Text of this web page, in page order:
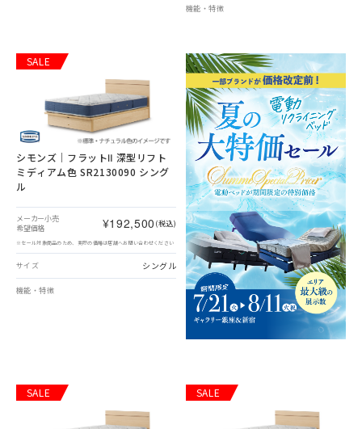
機能・特徴
SALE
シモンズ｜フラットⅡ 深型リフト
ミディアム色 SR2130090 シング
ル
メーカー小売
希望価格
¥192,500 (税込)
※セール対象商品のため、実際の価格は店舗へお問い合わせください
サイズ シングル
機能・特徴
SALE SALE